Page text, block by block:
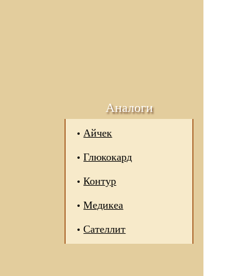
Аналоги
Айчек
Глюкокард
Контур
Медикеа
Сателлит